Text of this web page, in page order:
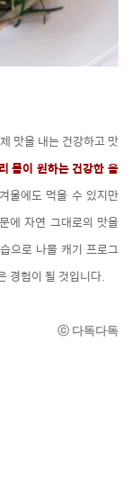
맛을 내는 건강하고 맛
몸이 원하는 건강한 음
울에도 먹을 수 있지만
에 자연 그대로의 맛을
으로 나물 캐기 프로그
경험이 될 것입니다.
ⓒ 다독다독